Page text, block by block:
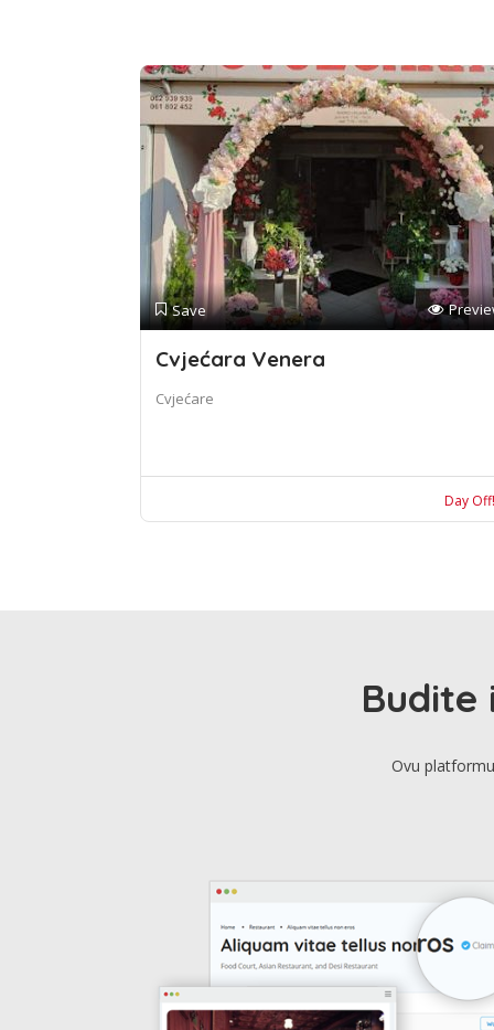
Save
Cvjećara Venera
Cvjećare
Day
Budite
Ovu